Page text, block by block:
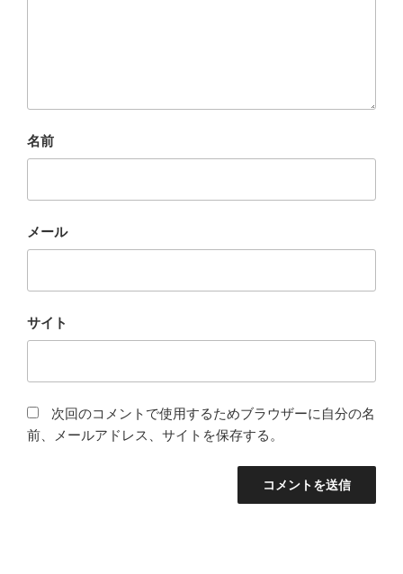
名前
メール
サイト
次回のコメントで使用するためブラウザーに自分の名
前、メールアドレス、サイトを保存する。